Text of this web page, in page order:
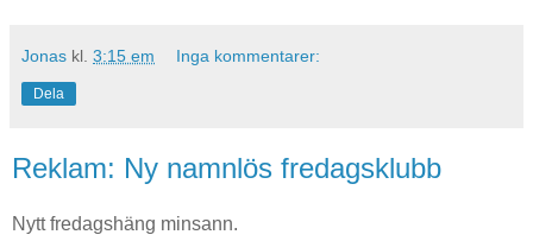
Jonas kl. 3:15 em Inga kommentarer:
Dela
Reklam: Ny namnlös fredagsklubb
Nytt fredagshäng minsann.